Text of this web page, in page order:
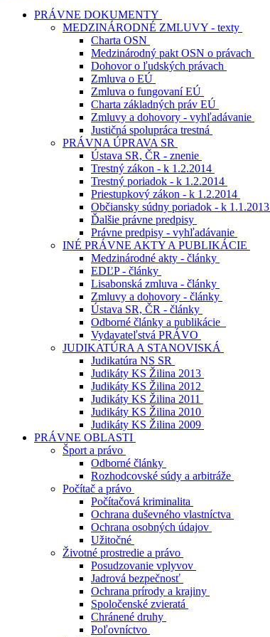
PRÁVNE DOKUMENTY
MEDZINÁRODNÉ ZMLUVY - texty
Charta OSN
Medzinárodný pakt OSN o právach
Dohovor o ľudských právach
Zmluva o EÚ
Zmluva o fungovaní EÚ
Charta základných práv EÚ
Zmluvy a dohovory - vyhľadávanie
Justičná spolupráca trestná
PRÁVNA ÚPRAVA SR
Ústava SR, ČR - znenie
Trestný zákon - k 1.2.2014
Trestný poriadok - k 1.2.2014
Priestupkový zákon - k 1.2.2014
Občiansky súdny poriadok - k 1.1.2013
Ďalšie právne predpisy
Právne predpisy - vyhľadávanie
INÉ PRÁVNE AKTY A PUBLIKÁCIE
Medzinárodné akty - články
EDĽP - články
Lisabonská zmluva - články
Zmluvy a dohovory - články
Ústava SR, ČR - články
Odborné články a publikácie
Vydavateľstvá PRÁVO
JUDIKATÚRA A STANOVISKÁ
Judikatúra NS SR
Judikáty KS Žilina 2013
Judikáty KS Žilina 2012
Judikáty KS Žilina 2011
Judikáty KS Žilina 2010
Judikáty KS Žilina 2009
PRÁVNE OBLASTI
Šport a právo
Odborné články
Rozhodcovské súdy a arbitráže
Počítač a právo
Počítačová kriminalita
Ochrana duševného vlastníctva
Ochrana osobných údajov
Užitočné
Životné prostredie a právo
Posudzovanie vplyvov
Jadrová bezpečnosť
Ochrana prírody a krajiny
Spoločenské zvieratá
Chránené druhy
Poľovníctvo